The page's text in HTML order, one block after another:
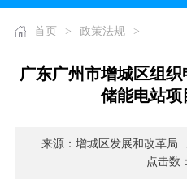
首页 > 政策法规 >
广东广州市增城区组
储能电站项
来源：增城区发展和改革局
点击数